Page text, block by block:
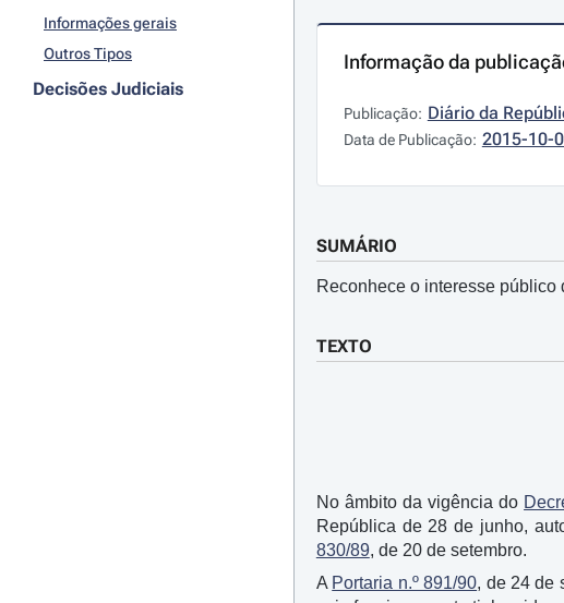
Informações gerais
Outros Tipos
Decisões Judiciais
Informação da
Publicação: Diário da
Data de Publicação: 2015-10-
SUMÁRIO
Reconhece o interesse
TEXTO
No âmbito da vigência do
República de 28 de junho,
830/89, de 20 de setembro.
A Portaria n.º 891/90, de 24 de